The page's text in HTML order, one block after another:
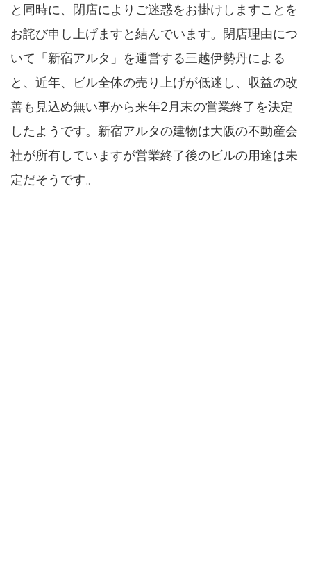
と同時に、閉店によりご迷惑をお掛けしますことを
お詫び申し上げますと結んでいます。閉店理由につ
いて「新宿アルタ」を運営する三越伊勢丹による
と、近年、ビル全体の売り上げが低迷し、収益の改
善も見込め無い事から来年2月末の営業終了を決定
したようです。新宿アルタの建物は大阪の不動産会
社が所有していますが営業終了後のビルの用途は未
定だそうです。